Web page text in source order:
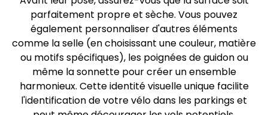
parfaitement propre et sèche. Vous pouvez
également personnaliser d'autres éléments
comme la selle (en choisissant une couleur, matière
ou motifs spécifiques), les poignées de guidon ou
même la sonnette pour créer un ensemble
harmonieux. Cette identité visuelle unique facilite
l'identification de votre vélo dans les parkings et